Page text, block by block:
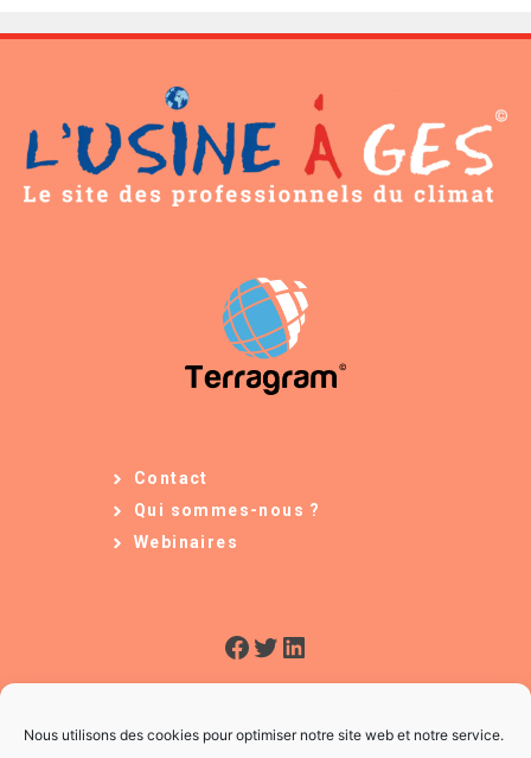
Nous utilisons des cookies pour optimiser notre site web et notre service.
Contact
Qui sommes-nous ?
Webinaires
Facebook
Twitter
LinkedIn